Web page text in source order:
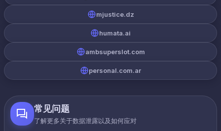
mjustice.dz
humata.ai
ambsuperslot.com
personal.com.ar
常见问题
了解更多关于数据泄露以及如何应对